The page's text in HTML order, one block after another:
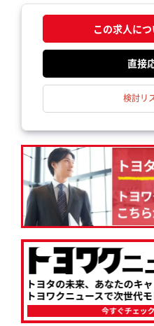
この求人につ
検討リ